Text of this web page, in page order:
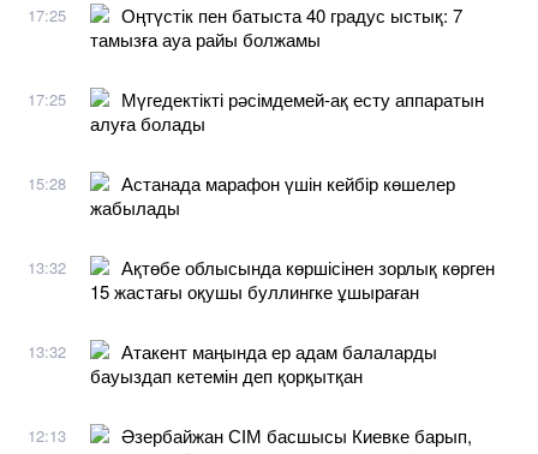
17:25
Оңтүстік пен батыста 40 градус ыстық: 7
тамызға ауа райы болжамы
17:25
Мүгедектікті рәсімдемей-ақ есту аппаратын
алуға болады
15:28
Астанада марафон үшін кейбір көшелер
жабылады
13:32
Ақтөбе облысында көршісінен зорлық көрген
15 жастағы оқушы буллингке ұшыраған
13:32
Атакент маңында ер адам балаларды
бауыздап кетемін деп қорқытқан
12:13
Әзербайжан СІМ басшысы Киевке барып,